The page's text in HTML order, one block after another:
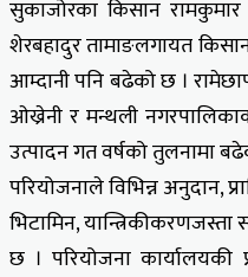
सुकाजोरका किसान
शेरबहादुर तामाङलगायत
आम्दानी पनि बढेको छ ।
ओख्रेनी र मन्थली
उत्पादन गत वर्षको तुलनामा
परियोजनाले विभिन्न अनुदान,
भिटामिन,
छ । परियोजना कार्यालयकी